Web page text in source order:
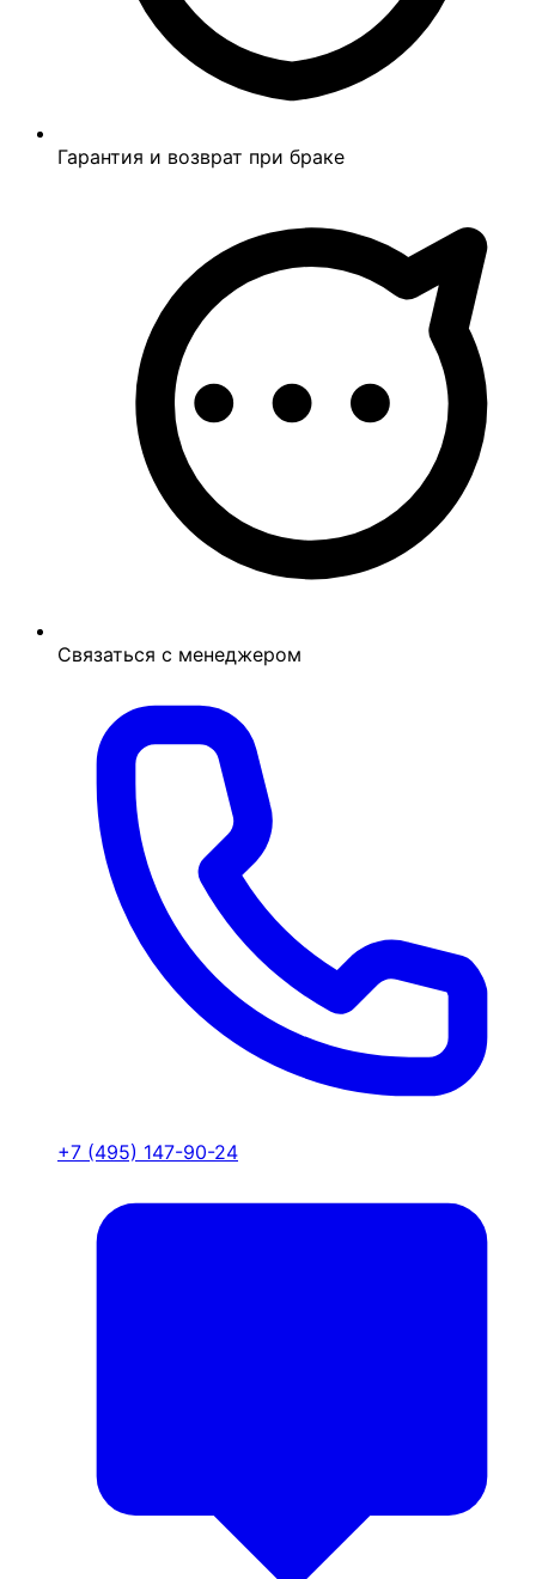
Гарантия и возврат при браке
Связаться с менеджером
+7 (495) 147-90-24